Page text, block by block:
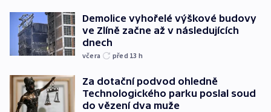
Demolice vyhořelé výškové budovy
ve Zlíně začne až v následujících
dnech
včera před 13 h
Za dotační podvod ohledně
Technologického parku poslal soud
do vězení dva muže